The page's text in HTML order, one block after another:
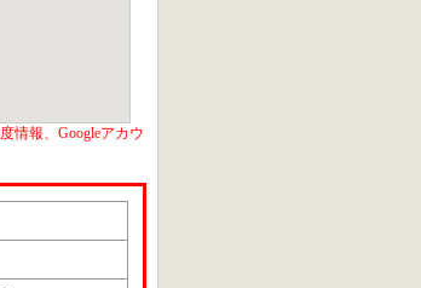
情報、Googleアカウ